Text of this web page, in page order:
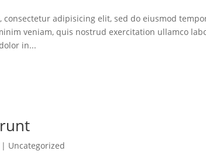
consectetur adipisicing elit, sed do eiusmod
veniam, quis nostrud exercitation ullamco
in...
| Uncategorized